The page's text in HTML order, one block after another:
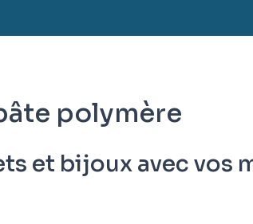
polymère
et bijoux avec vos